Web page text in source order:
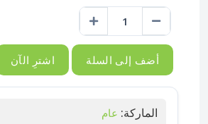
أضف إلى السلة اشترِ الآن
الماركة: عام